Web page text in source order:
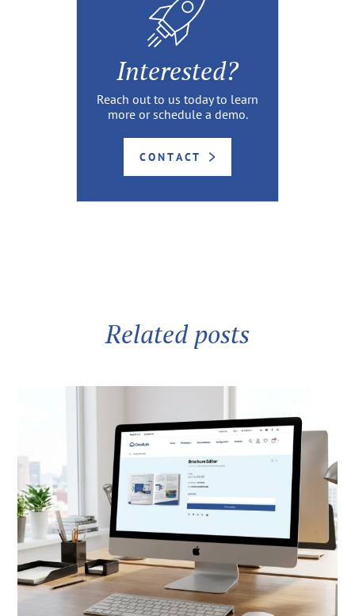
Interested?
Reach out to us today to learn
more or schedule a demo.
CONTACT
Related posts